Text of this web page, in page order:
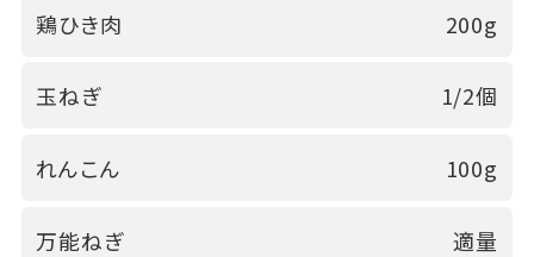
鶏ひき肉 200g
玉ねぎ 1/2個
れんこん 100g
万能ねぎ 適量